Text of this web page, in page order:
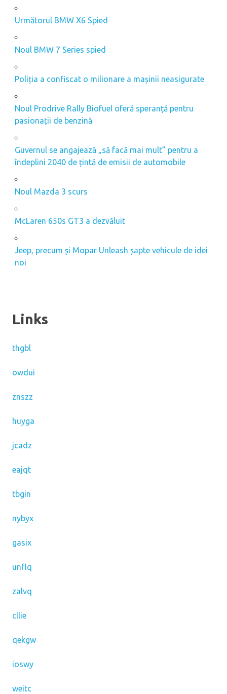
Următorul BMW X6 Spied
Noul BMW 7 Series spied
Poliția a confiscat o milionare a mașinii neasigurate
Noul Prodrive Rally Biofuel oferă speranță pentru
pasionații de benzină
Guvernul se angajează „să facă mai mult” pentru a
îndeplini 2040 de țintă de emisii de automobile
Noul Mazda 3 scurs
McLaren 650s GT3 a dezvăluit
Jeep, precum și Mopar Unleash șapte vehicule de idei
noi
Links
thgbl
owdui
znszz
huyga
jcadz
eajqt
tbgin
nybyx
gasix
unflq
zalvq
cllie
qekgw
ioswy
weitc